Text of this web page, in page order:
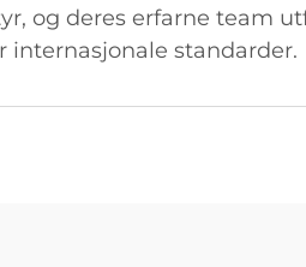
og deres erfarne team
standarder.